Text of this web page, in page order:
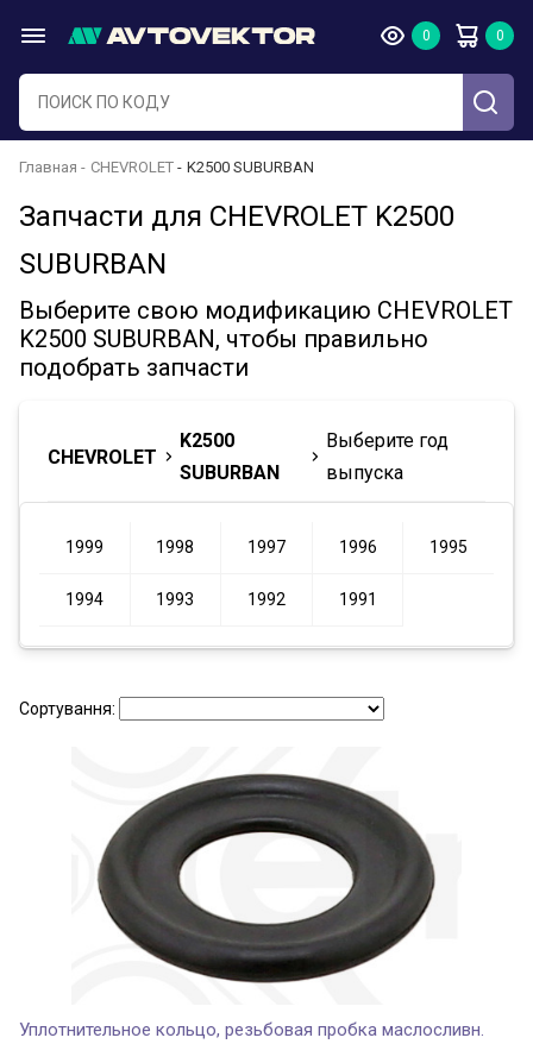
Главная CHEVROLET K2500 SUBURBAN
Запчасти для CHEVROLET K2500
SUBURBAN
Выберите свою модификацию CHEVROLET
K2500 SUBURBAN, чтобы правильно
подобрать запчасти
CHEVROLET
K2500
SUBURBAN
Выберите год
выпуска
1999 1998 1997 1996 1995
1994 1993 1992 1991
Сортування:
Уплотнительное кольцо, резьбовая пробка маслосливн.